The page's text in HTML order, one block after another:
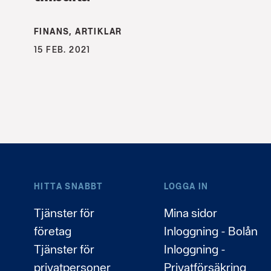
FINANS, ARTIKLAR
15 FEB. 2021
HITTA SNABBT
Tjänster för
företag
Tjänster för
privatpersoner
LOGGA IN
Mina sidor
Inloggning - Bolån
Inloggning -
Privatförsäkring